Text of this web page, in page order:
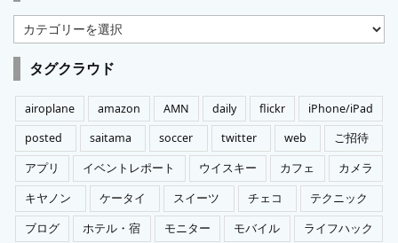
テ
ゴ
ー
タグクラウド
airoplane amazon AMN daily flickr
iPhone/iPad
posted
saitama soccer twitter web
ご招待
アプリ
イベントレポート ウイスキー カフェ
カメラ
キヤノン
ケータイ スイーツ チェコ
テクニック
ブログ
ホテル・宿 モニター モバイル
ライフハック